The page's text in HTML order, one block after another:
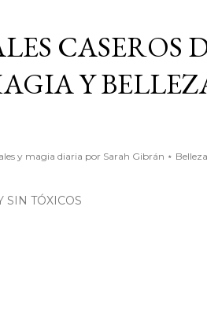
CASEROS
Y
y magia diaria por Sarah Gibrán ⋆
SIN TÓXICOS